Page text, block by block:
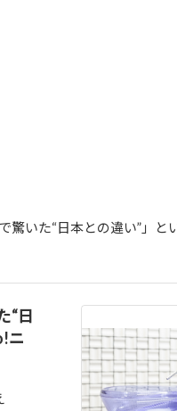
驚いた“日本との違い”」と
“日
ニ